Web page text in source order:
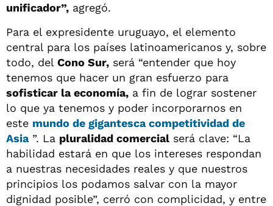
unificador”, agregó.
Para el expresidente uruguayo, el elemento
central para los países latinoamericanos y, sobre
todo, del Cono Sur, será “entender que hoy
tenemos que hacer un gran esfuerzo para
sofisticar la economía, a fin de lograr sostener
lo que ya tenemos y poder incorporarnos en
este mundo de gigantesca competitividad de
Asia”. La pluralidad comercial será clave: “La
habilidad estará en que los intereses respondan
a nuestras necesidades reales y que nuestros
principios los podamos salvar con la mayor
dignidad posible”, cerró con complicidad, y entre